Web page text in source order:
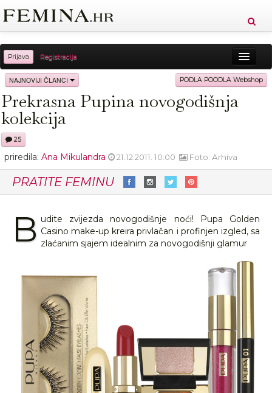
Prijava Registracija
Sreća Zdravlje Vitkost
Moda Ljubav Relax Putovanja Recepti
NAJNOVIJI ČLANCI PODLA POODLA Webshop
Prekrasna Pupina novogodišnja
kolekcija
25
priredila: Ana Mikulandra 21.12.2011. 10:00 Foto: Arhiva
PRATITE FEMINU
B udite zvijezda novogodišnje noći! Pupa Golden
Casino make-up kreira privlačan i profinjen izgled, sa
zlaćanim sjajem idealnim za novogodišnji glamur